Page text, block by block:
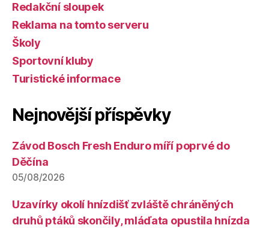
Redakční sloupek
Reklama na tomto serveru
Školy
Sportovní kluby
Turistické informace
Nejnovější příspěvky
Závod Bosch Fresh Enduro míří poprvé do
Děčína
05/08/2026
Uzavírky okolí hnízdišť zvláště chráněných
druhů ptáků skončily, mláďata opustila hnízda